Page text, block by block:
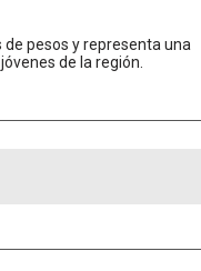
de pesos y representa una
de la región.